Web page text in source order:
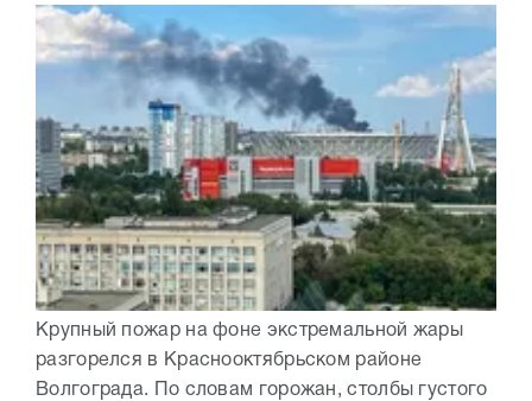
Крупный пожар на фоне экстремальной жары
разгорелся в Краснооктябрьском районе
Волгограда. По словам горожан, столбы густого